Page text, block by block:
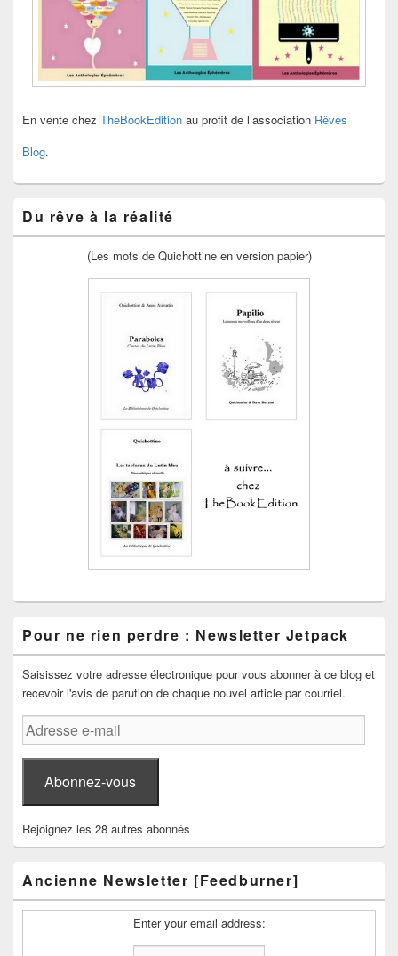
En vente chez TheBookEdition au profit de l’association Rêves
Blog.
Du rêve à la réalité
(Les mots de Quichottine en version papier)
Pour ne rien perdre : Newsletter Jetpack
Saisissez votre adresse électronique pour vous abonner à ce blog et
recevoir l'avis de parution de chaque nouvel article par courriel.
Adresse
e-
mail
Abonnez-vous
Rejoignez les 28 autres abonnés
Ancienne Newsletter [Feedburner]
Enter your email address: